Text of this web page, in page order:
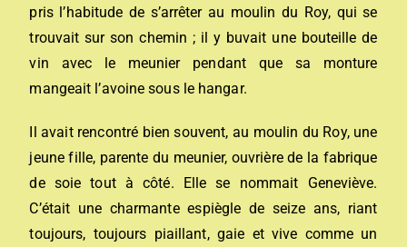
pris l’habitude de s’arrêter au moulin du Roy, qui se
trouvait sur son chemin ; il y buvait une bouteille de
vin avec le meunier pendant que sa monture
mangeait l’avoine sous le hangar.
Il avait rencontré bien souvent, au moulin du Roy, une
jeune fille, parente du meunier, ouvrière de la fabrique
de soie tout à côté. Elle se nommait Geneviève.
C’était une charmante espiègle de seize ans, riant
toujours, toujours piaillant, gaie et vive comme un